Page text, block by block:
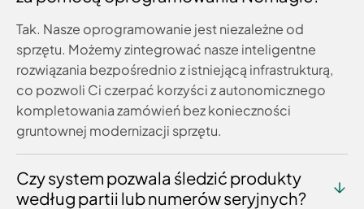
Tak. Nasze oprogramowanie jest niezależne od
sprzętu. Możemy zintegrować nasze inteligentne
rozwiązania bezpośrednio z istniejącą infrastrukturą,
co pozwoli Ci czerpać korzyści z autonomicznego
kompletowania zamówień bez konieczności
gruntownej modernizacji sprzętu.
Czy system pozwala śledzić produkty
według partii lub numerów seryjnych?